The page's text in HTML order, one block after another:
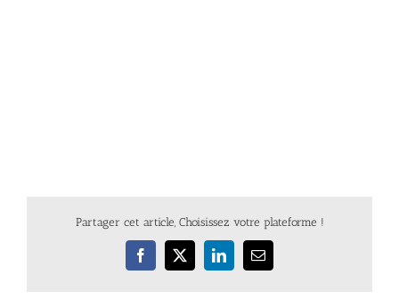
Partager cet article, Choisissez votre plateforme !
Facebook
X LinkedInEmail